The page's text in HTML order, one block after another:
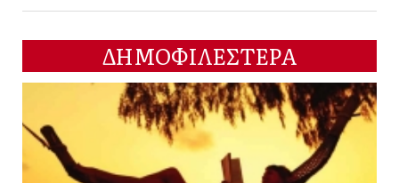
ΔΗΜΟΦΙΛΕΣΤΕΡΑ